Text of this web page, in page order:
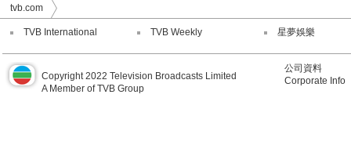
tvb.com
TVB International TVB Weekly 星夢娛樂
Copyright 2022 Television Broadcasts Limited
A Member of TVB Group
公司資料
Corporate Info